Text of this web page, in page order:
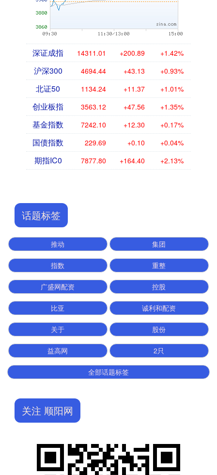
深证成指 14311.01 +200.89 +1.42%
沪深300 4694.44 +43.13 +0.93%
北证50 1134.24 +11.37 +1.01%
创业板指 3563.12 +47.56 +1.35%
基金指数 7242.10 +12.30 +0.17%
国债指数 229.69 +0.10 +0.04%
期指IC0 7877.80 +164.40 +2.13%
话题标签
推动 集团
指数 重整
广盛网配资 控股
比亚 诚利和配资
关于 股份
益高网 2只
全部话题标签
关注 顺阳网